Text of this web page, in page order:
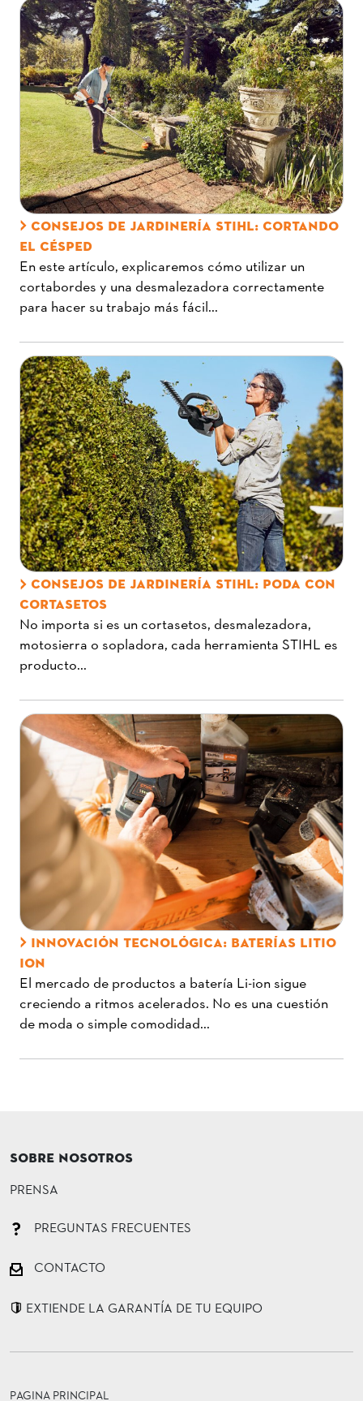
CONSEJOS DE JARDINERÍA STIHL: CORTANDO
EL CÉSPED
En este artículo, explicaremos cómo utilizar un
cortabordes y una desmalezadora correctamente
para hacer su trabajo más fácil...
CONSEJOS DE JARDINERÍA STIHL: PODA CON
CORTASETOS
No importa si es un cortasetos, desmalezadora,
motosierra o sopladora, cada herramienta STIHL es
producto...
INNOVACIÓN TECNOLÓGICA: BATERÍAS LITIO
ION
El mercado de productos a batería Li-ion sigue
creciendo a ritmos acelerados. No es una cuestión
de moda o simple comodidad...
SOBRE NOSOTROS
PRENSA
PREGUNTAS FRECUENTES
CONTACTO
EXTIENDE LA GARANTÍA DE TU EQUIPO
PAGINA PRINCIPAL